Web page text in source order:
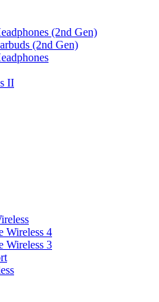
(2nd Gen)
(2nd Gen)
II
Wireless 4
Wireless 3